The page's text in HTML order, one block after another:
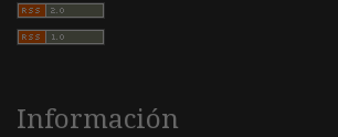
Información